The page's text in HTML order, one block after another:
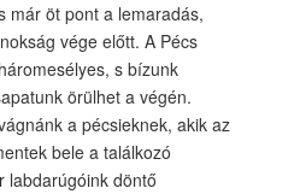
már öt pont a lemaradás,
vége előtt. A Pécs
s bízunk
örülhet a végén.
a pécsieknek, akik az
bele a találkozó
labdarúgóink döntő